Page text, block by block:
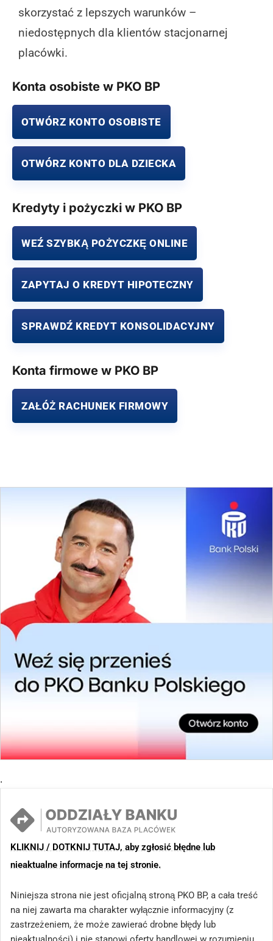
skorzystać z lepszych warunków –
niedostępnych dla klientów stacjonarnej
placówki.
Konta osobiste w PKO BP
OTWÓRZ KONTO OSOBISTE
OTWÓRZ KONTO DLA DZIECKA
Kredyty i pożyczki w PKO BP
WEŹ SZYBKĄ POŻYCZKĘ ONLINE
ZAPYTAJ O KREDYT HIPOTECZNY
SPRAWDŹ KREDYT KONSOLIDACYJNY
Konta firmowe w PKO BP
ZAŁÓŻ RACHUNEK FIRMOWY
.
KLIKNIJ / DOTKNIJ TUTAJ, aby zgłosić błędne lub
nieaktualne informacje na tej stronie.
Niniejsza strona nie jest oficjalną stroną PKO BP, a cała treść
na niej zawarta ma charakter wyłącznie informacyjny (z
zastrzeżeniem, że może zawierać drobne błędy lub